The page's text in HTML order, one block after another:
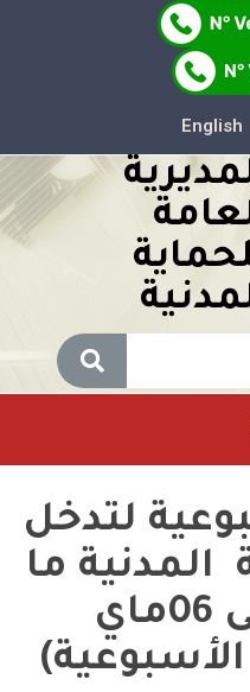
English
لتدخل
المدنية ما
بين27 أفريل الى 06ماي